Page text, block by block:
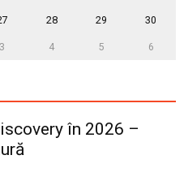
28 29 30
3 4 5 6
în 2026 –